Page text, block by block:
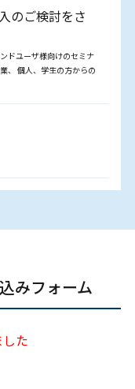
のご検討をさ
ドユーザ様向けのセミナ
、 個人、学生の方からの
みフォーム
た